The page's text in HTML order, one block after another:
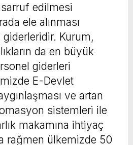
edilmesi
ele alınması
Kurum,
da en büyük
giderleri
E-Devlet
ve artan
sistemleri ile
makamına ihtiyaç
rağmen ülkemizde 50